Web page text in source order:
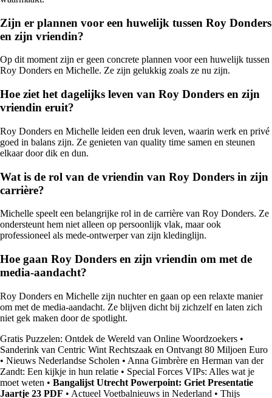
Zijn er plannen voor een huwelijk tussen Roy Donders
en zijn vriendin?
Op dit moment zijn er geen concrete plannen voor een huwelijk tussen
Roy Donders en Michelle. Ze zijn gelukkig zoals ze nu zijn.
Hoe ziet het dagelijks leven van Roy Donders en zijn
vriendin eruit?
Roy Donders en Michelle leiden een druk leven, waarin werk en privé
goed in balans zijn. Ze genieten van quality time samen en steunen
elkaar door dik en dun.
Wat is de rol van de vriendin van Roy Donders in zijn
carrière?
Michelle speelt een belangrijke rol in de carrière van Roy Donders. Ze
ondersteunt hem niet alleen op persoonlijk vlak, maar ook
professioneel als mede-ontwerper van zijn kledinglijn.
Hoe gaan Roy Donders en zijn vriendin om met de
media-aandacht?
Roy Donders en Michelle zijn nuchter en gaan op een relaxte manier
om met de media-aandacht. Ze blijven dicht bij zichzelf en laten zich
niet gek maken door de spotlight.
Gratis Puzzelen: Ontdek de Wereld van Online Woordzoekers •
Sanderink van Centric Wint Rechtszaak en Ontvangt 80 Miljoen Euro
• Nieuws Nederlandse Scholen • Anna Gimbrère en Herman van der
Zandt: Een kijkje in hun relatie • Special Forces VIPs: Alles wat je
moet weten • Bangalijst Utrecht Powerpoint: Griet Presentatie
Jaartje 23 PDF • Actueel Voetbalnieuws in Nederland • Thijs